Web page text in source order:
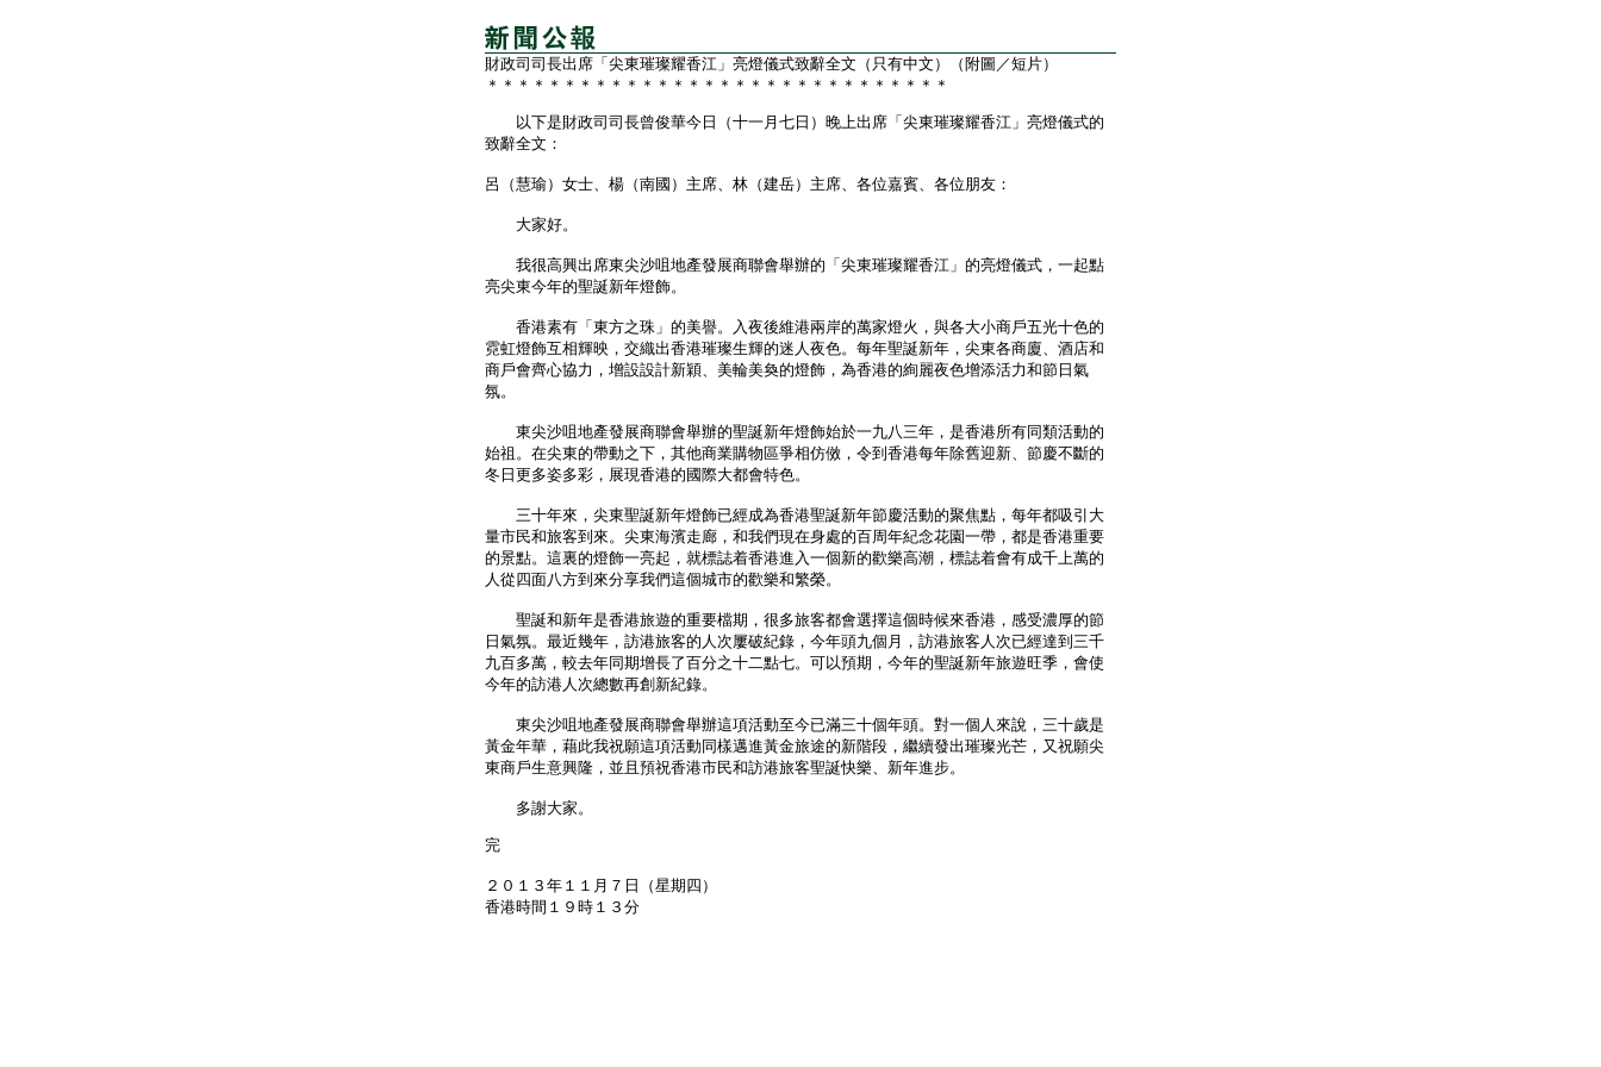
財政司司長出席「尖東璀璨耀香江」亮燈儀式致辭全文（只有中文）（附圖／短片）
＊＊＊＊＊＊＊＊＊＊＊＊＊＊＊＊＊＊＊＊＊＊＊＊＊＊＊＊＊＊
以下是財政司司長曾俊華今日（十一月七日）晚上出席「尖東璀璨耀香江」亮燈儀式的
致辭全文：
呂（慧瑜）女士、楊（南國）主席、林（建岳）主席、各位嘉賓、各位朋友：
大家好。
我很高興出席東尖沙咀地產發展商聯會舉辦的「尖東璀璨耀香江」的亮燈儀式，一起點
亮尖東今年的聖誕新年燈飾。
香港素有「東方之珠」的美譽。入夜後維港兩岸的萬家燈火，與各大小商戶五光十色的
霓虹燈飾互相輝映，交織出香港璀璨生輝的迷人夜色。每年聖誕新年，尖東各商廈、酒店和
商戶會齊心協力，增設設計新穎、美輪美奐的燈飾，為香港的絢麗夜色增添活力和節日氣
氛。
東尖沙咀地產發展商聯會舉辦的聖誕新年燈飾始於一九八三年，是香港所有同類活動的
始祖。在尖東的帶動之下，其他商業購物區爭相仿傚，令到香港每年除舊迎新、節慶不斷的
冬日更多姿多彩，展現香港的國際大都會特色。
三十年來，尖東聖誕新年燈飾已經成為香港聖誕新年節慶活動的聚焦點，每年都吸引大
量市民和旅客到來。尖東海濱走廊，和我們現在身處的百周年紀念花園一帶，都是香港重要
的景點。這裏的燈飾一亮起，就標誌着香港進入一個新的歡樂高潮，標誌着會有成千上萬的
人從四面八方到來分享我們這個城市的歡樂和繁榮。
聖誕和新年是香港旅遊的重要檔期，很多旅客都會選擇這個時候來香港，感受濃厚的節
日氣氛。最近幾年，訪港旅客的人次屢破紀錄，今年頭九個月，訪港旅客人次已經達到三千
九百多萬，較去年同期增長了百分之十二點七。可以預期，今年的聖誕新年旅遊旺季，會使
今年的訪港人次總數再創新紀錄。
東尖沙咀地產發展商聯會舉辦這項活動至今已滿三十個年頭。對一個人來說，三十歲是
黃金年華，藉此我祝願這項活動同樣邁進黃金旅途的新階段，繼續發出璀璨光芒，又祝願尖
東商戶生意興隆，並且預祝香港市民和訪港旅客聖誕快樂、新年進步。
多謝大家。
完
２０１３年１１月７日（星期四）
香港時間１９時１３分